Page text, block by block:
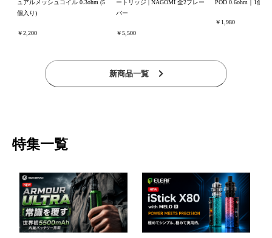
ュアルメッシュコイル 0.3ohm (5
個入り)
￥2,200
ートリッジ | NAGOMI 全2フレー
バー
￥5,500
POD 0.6ohm｜1個入
￥1,980
新商品一覧
特集一覧